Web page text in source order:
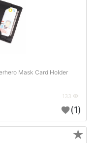
Mask Card Holder
(1)
★